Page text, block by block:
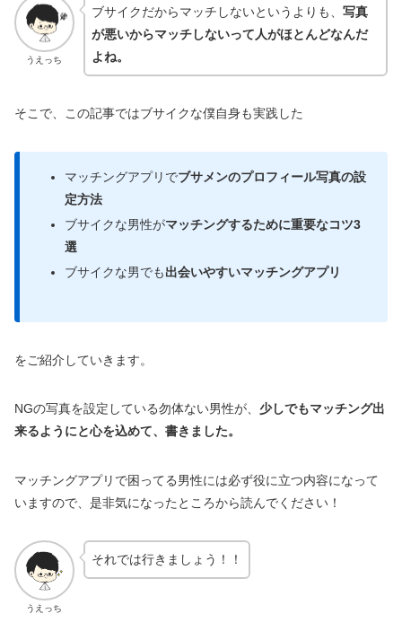
うえっち
ブサイクだからマッチしないというよりも、 写真
が悪いからマッチしないって人がほとんどなんだ
よね。
そこで、この記事ではブサイクな僕自身も実践した
マッチングアプリでブサメンのプロフィール写真の設
定方法
ブサイクな男性がマッチングするために重要なコツ3
選
ブサイクな男でも出会いやすいマッチングアプリ
をご紹介していきます。
NGの写真を設定している勿体ない男性が、 少しでもマッチング出
来るようにと心を込めて、書きました。
マッチングアプリで困ってる男性には必ず役に立つ内容になって
いますので、是非気になったところから読んでください！
うえっち
それでは行きましょう！！